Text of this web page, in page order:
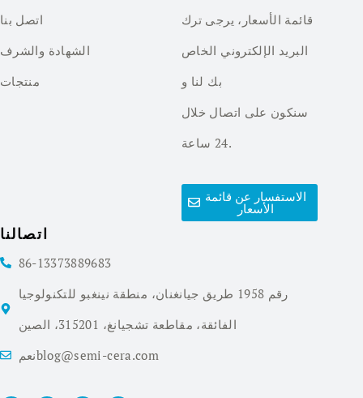
اتصل بنا
الشهادة والشرف
منتجات
قائمة الأسعار، يرجى ترك
البريد الإلكتروني الخاص
بك لنا و
سنكون على اتصال خلال
24 ساعة.
الاستفسار عن قائمة
الأسعار
اتصالنا
86-13373889683
رقم 1958 طريق جيانغنان، منطقة نينغبو للتكنولوجيا
الفائقة، مقاطعة تشجيانغ، 315201، الصين
نعمblog@semi-cera.com